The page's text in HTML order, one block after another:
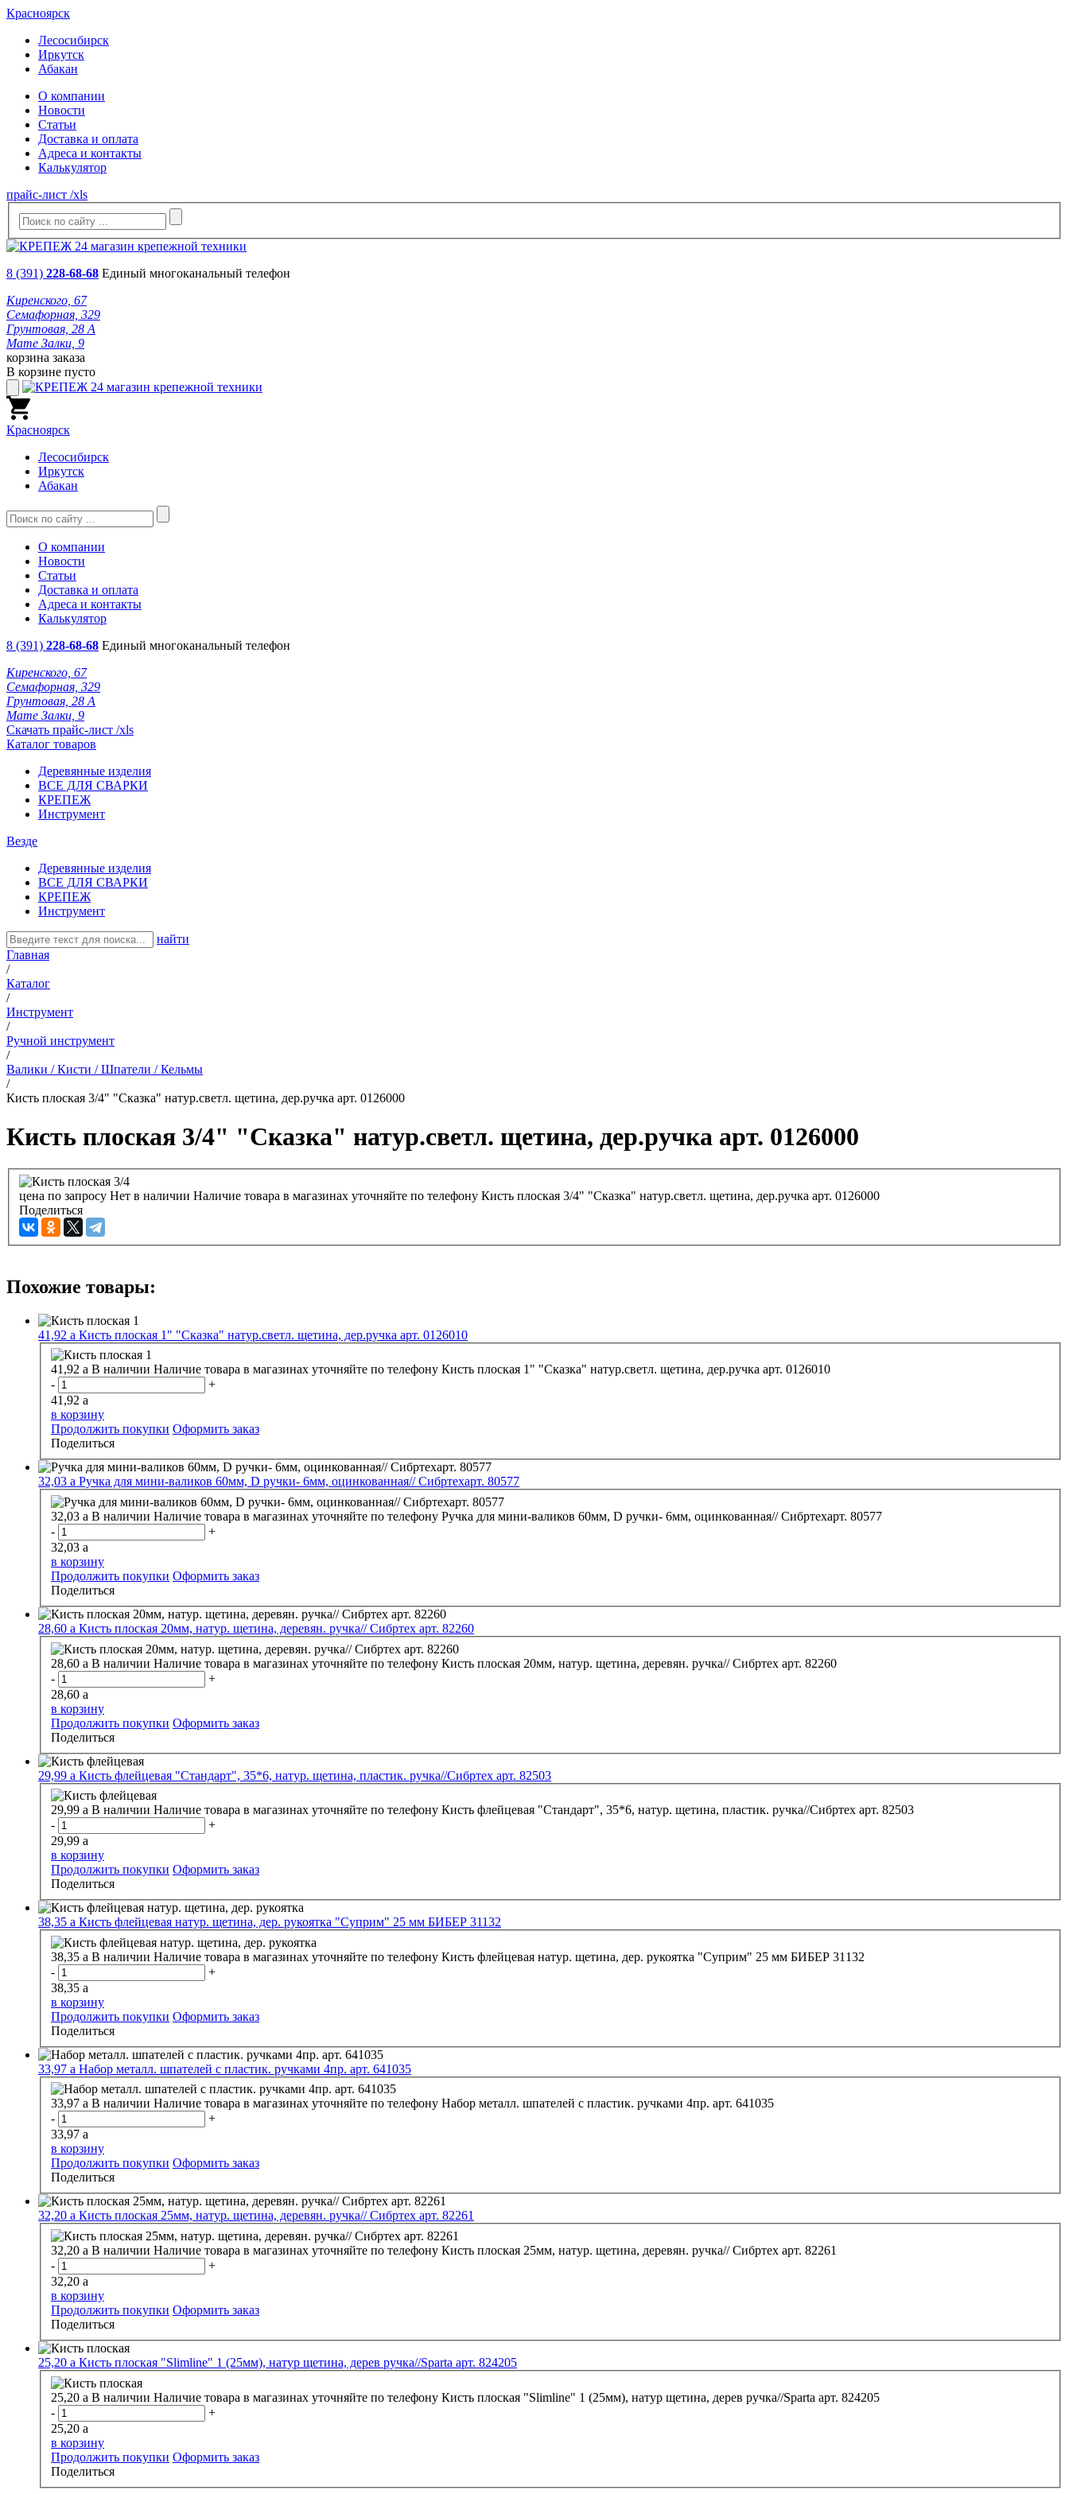
Красноярск
Лесосибирск
Иркутск
Абакан
О компании
Новости
Статьи
Доставка и оплата
Адреса и контакты
Калькулятор
прайс-лист /xls
8 (391) 228-68-68 Единый многоканальный телефон
Киренского, 67
Семафорная, 329
Грунтовая, 28 А
Мате Залки, 9
корзина заказа
В корзине пусто
Красноярск
Лесосибирск
Иркутск
Абакан
О компании
Новости
Статьи
Доставка и оплата
Адреса и контакты
Калькулятор
8 (391) 228-68-68 Единый многоканальный телефон
Киренского, 67
Семафорная, 329
Грунтовая, 28 А
Мате Залки, 9
Скачать прайс-лист /xls
Каталог товаров
Деревянные изделия
ВСЕ ДЛЯ СВАРКИ
КРЕПЕЖ
Инструмент
Везде
Деревянные изделия
ВСЕ ДЛЯ СВАРКИ
КРЕПЕЖ
Инструмент
найти
Главная
/
Каталог
/
Инструмент
/
Ручной инструмент
/
Валики / Кисти / Шпатели / Кельмы
/
Кисть плоская 3/4" "Сказка" натур.светл. щетина, дер.ручка арт. 0126000
Кисть плоская 3/4" "Сказка" натур.светл. щетина, дер.ручка арт. 0126000
цена по запросу Нет в наличии Наличие товара в магазинах уточняйте по телефону
Кисть плоская 3/4" "Сказка" натур.светл. щетина, дер.ручка арт. 0126000
Поделиться
Похожие товары:
41,92 a Кисть плоская 1" "Сказка" натур.светл. щетина, дер.ручка арт. 0126010
41,92 a В наличии Наличие товара в магазинах уточняйте по телефону
Кисть плоская 1" "Сказка" натур.светл. щетина, дер.ручка арт. 0126010
-
+
41,92 a
в корзину
Продолжить покупки Оформить заказ
Поделиться
32,03 a Ручка для мини-валиков 60мм, D ручки- 6мм, оцинкованная// Сибртехарт. 80577
32,03 a В наличии Наличие товара в магазинах уточняйте по телефону Ручка для мини-валиков 60мм, D ручки- 6мм, оцинкованная// Сибртехарт. 80577
-
+
32,03 a
в корзину
Продолжить покупки Оформить заказ
Поделиться
28,60 a Кисть плоская 20мм, натур. щетина, деревян. ручка// Сибртех арт. 82260
28,60 a В наличии Наличие товара в магазинах уточняйте по телефону Кисть плоская 20мм, натур. щетина, деревян. ручка// Сибртех арт. 82260
-
+
28,60 a
в корзину
Продолжить покупки Оформить заказ
Поделиться
29,99 a Кисть флейцевая "Стандарт", 35*6, натур. щетина, пластик. ручка//Сибртех арт. 82503
29,99 a В наличии Наличие товара в магазинах уточняйте по телефону Кисть флейцевая "Стандарт", 35*6, натур. щетина, пластик. ручка//Сибртех арт. 82503
-
+
29,99 a
в корзину
Продолжить покупки Оформить заказ
Поделиться
38,35 a Кисть флейцевая натур. щетина, дер. рукоятка "Суприм" 25 мм БИБЕР 31132
38,35 a В наличии Наличие товара в магазинах уточняйте по телефону Кисть флейцевая натур. щетина, дер. рукоятка "Суприм" 25 мм БИБЕР 31132
-
+
38,35 a
в корзину
Продолжить покупки Оформить заказ
Поделиться
33,97 a Набор металл. шпателей с пластик. ручками 4пр. арт. 641035
33,97 a В наличии Наличие товара в магазинах уточняйте по телефону
Набор металл. шпателей с пластик. ручками 4пр. арт. 641035
-
+
33,97 a
в корзину
Продолжить покупки Оформить заказ
Поделиться
32,20 a Кисть плоская 25мм, натур. щетина, деревян. ручка// Сибртех арт. 82261
32,20 a В наличии Наличие товара в магазинах уточняйте по телефону Кисть плоская 25мм, натур. щетина, деревян. ручка// Сибртех арт. 82261
-
+
32,20 a
в корзину
Продолжить покупки Оформить заказ
Поделиться
25,20 a Кисть плоская "Slimline" 1 (25мм), натур щетина, дерев ручка//Sparta арт. 824205
25,20 a В наличии Наличие товара в магазинах уточняйте по телефону Кисть плоская "Slimline" 1 (25мм), натур щетина, дерев ручка//Sparta арт. 824205
-
+
25,20 a
в корзину
Продолжить покупки Оформить заказ
Поделиться